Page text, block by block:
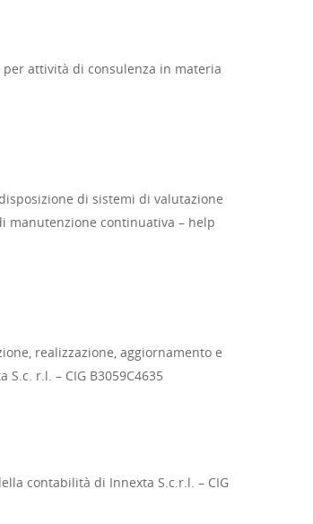
per attività di consulenza in materia
di sistemi di valutazione
manutenzione continuativa – help
realizzazione, aggiornamento e
r.l. – CIG B3059C4635
contabilità di Innexta S.c.r.l. – CIG